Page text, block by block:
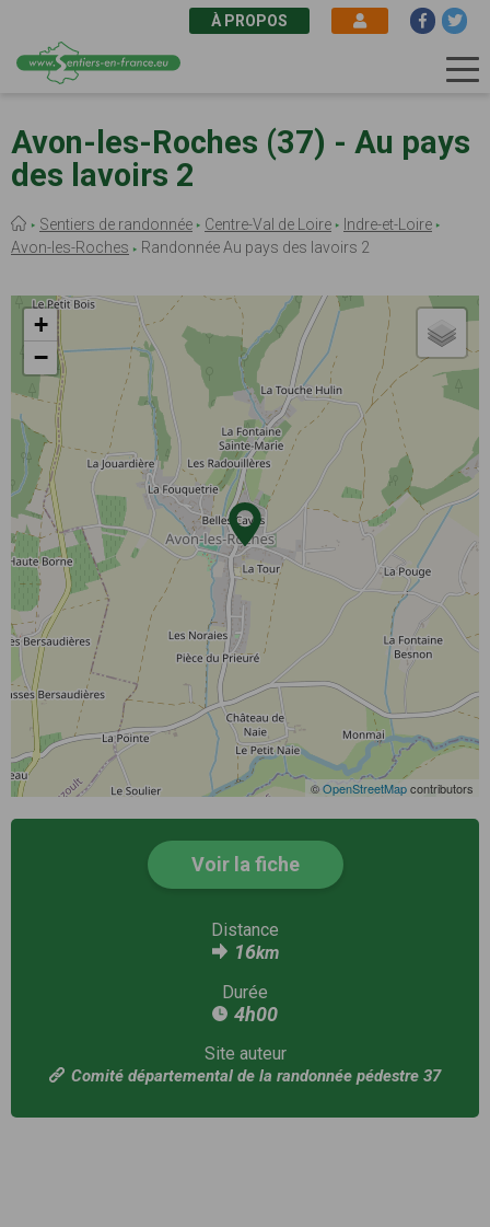
contenu
principal
À PROPOS
Avon-les-Roches (37) - Au pays
des lavoirs 2
Fil
d'Ariane
Sentiers de randonnée Centre-Val de Loire
Indre-et-Loire
Avon-les-Roches
Randonnée Au pays des lavoirs 2
+
−
©OpenStreetMapcontributors
Voir la fiche
Distance
16km
Durée
4h00
Site auteur
Comité départemental de la randonnée pédestre 37